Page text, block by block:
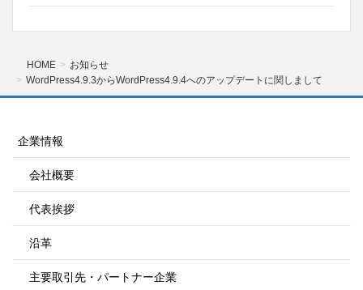
HOME
お知らせ
WordPress4.9.3からWordPress4.9.4へのアップデートに関しまして
企業情報
会社概要
代表挨拶
沿革
主要取引先・パートナー企業